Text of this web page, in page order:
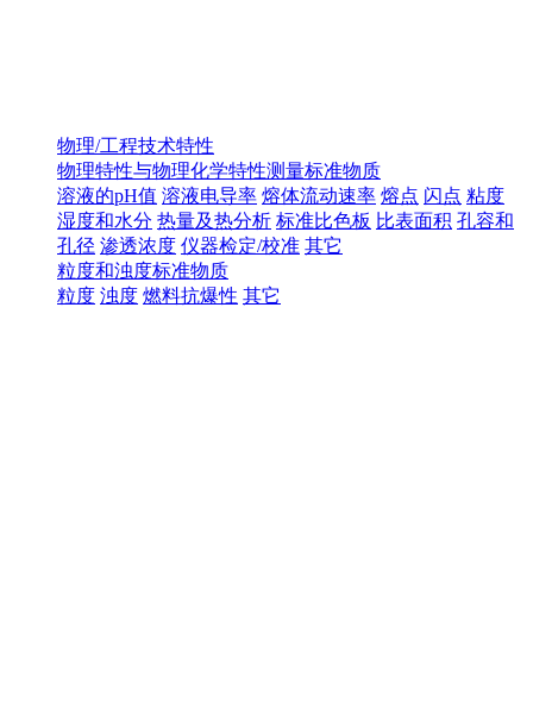
物理/工程技术特性
物理特性与物理化学特性测量标准物质
溶液的pH值 溶液电导率 熔体流动速率 熔点 闪点 粘度
湿度和水分 热量及热分析 标准比色板 比表面积 孔容和
孔径 渗透浓度 仪器检定/校准 其它
粒度和浊度标准物质
粒度 浊度 燃料抗爆性 其它